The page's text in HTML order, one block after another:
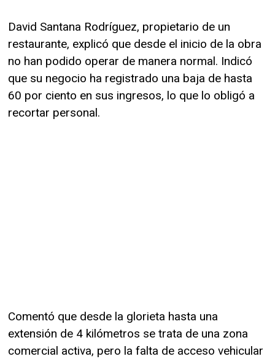
David Santana Rodríguez, propietario de un
restaurante, explicó que desde el inicio de la obra
no han podido operar de manera normal. Indicó
que su negocio ha registrado una baja de hasta
60 por ciento en sus ingresos, lo que lo obligó a
recortar personal.
Comentó que desde la glorieta hasta una
extensión de 4 kilómetros se trata de una zona
comercial activa, pero la falta de acceso vehicular